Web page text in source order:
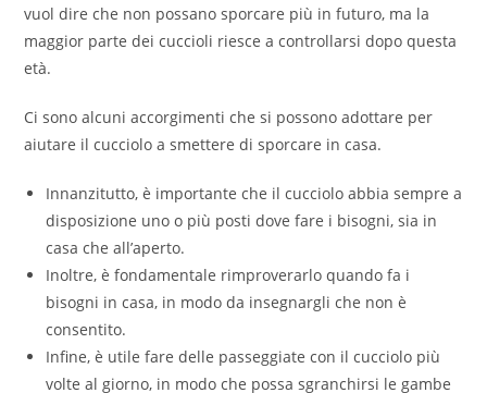
vuol dire che non possano sporcare più in futuro, ma la
maggior parte dei cuccioli riesce a controllarsi dopo questa
età.
Ci sono alcuni accorgimenti che si possono adottare per
aiutare il cucciolo a smettere di sporcare in casa.
Innanzitutto, è importante che il cucciolo abbia sempre a
disposizione uno o più posti dove fare i bisogni, sia in
casa che all’aperto.
Inoltre, è fondamentale rimproverarlo quando fa i
bisogni in casa, in modo da insegnargli che non è
consentito.
Infine, è utile fare delle passeggiate con il cucciolo più
volte al giorno, in modo che possa sgranchirsi le gambe